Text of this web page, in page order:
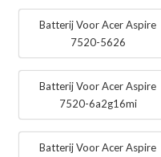
Batterij Voor Acer Aspire
7520-5626
Batterij Voor Acer Aspire
7520-6a2g16mi
Batterij Voor Acer Aspire